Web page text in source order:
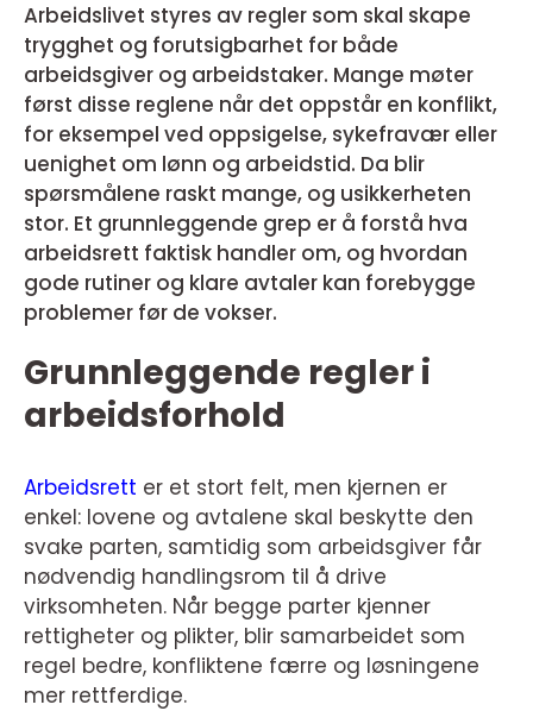
Arbeidslivet styres av regler som skal skape
trygghet og forutsigbarhet for både
arbeidsgiver og arbeidstaker. Mange møter
først disse reglene når det oppstår en konflikt,
for eksempel ved oppsigelse, sykefravær eller
uenighet om lønn og arbeidstid. Da blir
spørsmålene raskt mange, og usikkerheten
stor. Et grunnleggende grep er å forstå hva
arbeidsrett faktisk handler om, og hvordan
gode rutiner og klare avtaler kan forebygge
problemer før de vokser.
Grunnleggende regler i
arbeidsforhold
Arbeidsrett er et stort felt, men kjernen er
enkel: lovene og avtalene skal beskytte den
svake parten, samtidig som arbeidsgiver får
nødvendig handlingsrom til å drive
virksomheten. Når begge parter kjenner
rettigheter og plikter, blir samarbeidet som
regel bedre, konfliktene færre og løsningene
mer rettferdige.